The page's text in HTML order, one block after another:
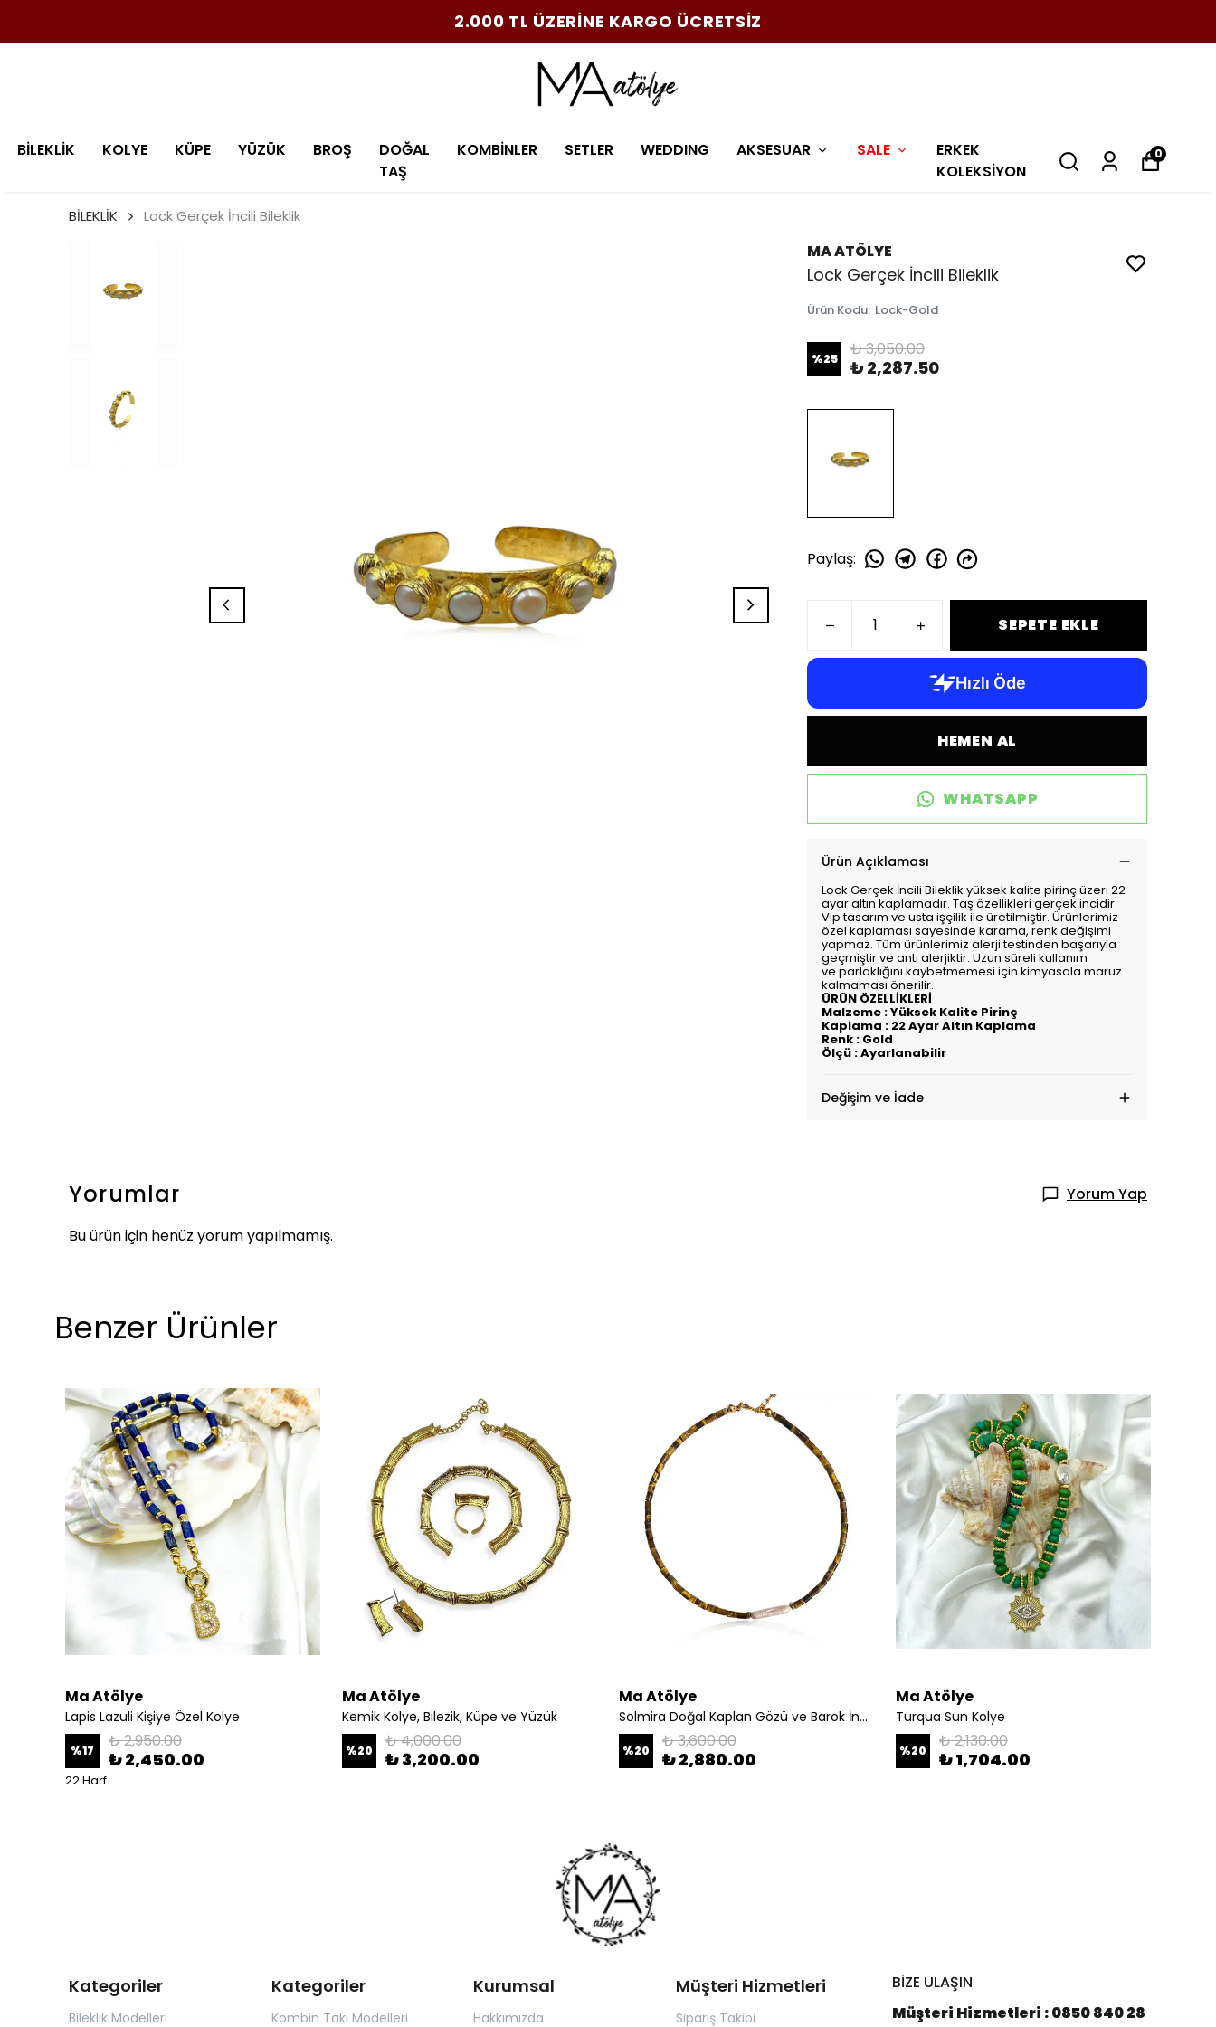
2.000 TL ÜZERİNE KARGO ÜCRETSİZ
BİLEKLİK KOLYE KÜPE YÜZÜK BROŞ
DOĞAL
TAŞ
KOMBİNLER SETLER WEDDING AKSESUAR SALE
ERKEK
KOLEKSİYON
0
BİLEKLİK Lock Gerçek İncili Bileklik
MA ATÖLYE
Lock Gerçek İncili Bileklik
Ürün Kodu: Lock-Gold
%25 ₺ 3,050.00
₺ 2,287.50
Paylaş:
SEPETE EKLE
HEMEN AL
WHATSAPP
Ürün Açıklaması
Lock Gerçek İncili Bileklik yüksek kalite pirinç üzeri 22
ayar altın kaplamadır. Taş özellikleri gerçek incidir.
Vip tasarım ve usta işçilik ile üretilmiştir. Ürünlerimiz
özel kaplaması sayesinde karama, renk değişimi
yapmaz. Tüm ürünlerimiz alerji testinden başarıyla
geçmiştir ve anti alerjiktir. Uzun süreli kullanım
ve parlaklığını kaybetmemesi için kimyasala maruz
kalmaması önerilir.
ÜRÜN ÖZELLİKLERİ
Malzeme : Yüksek Kalite Pirinç
Kaplama : 22 Ayar Altın Kaplama
Renk : Gold
Ölçü : Ayarlanabilir
Değişim ve İade
Yorumlar
Yorum Yap
Bu ürün için henüz yorum yapılmamış.
Benzer Ürünler
Ma Atölye
Lapis Lazuli Kişiye Özel Kolye
%17 ₺ 2,950.00
₺ 2,450.00
22 Harf
Ma Atölye
Kemik Kolye, Bilezik, Küpe ve Yüzük
%20 ₺ 4,000.00
₺ 3,200.00
Ma Atölye
Solmira Doğal Kaplan Gözü ve Barok İnci Kolye
%20 ₺ 3,600.00
₺ 2,880.00
Ma Atölye
Turqua Sun Kolye
%20 ₺ 2,130.00
₺ 1,704.00
Kategoriler
Bileklik Modelleri
Kategoriler
Kombin Takı Modelleri
Kurumsal
Hakkımızda
Müşteri Hizmetleri
Sipariş Takibi
BİZE ULAŞIN
Müşteri Hizmetleri : 0850 840 28